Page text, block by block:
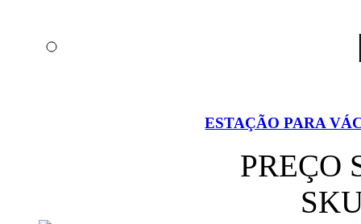
ESTAÇÃO PARA
PREÇO